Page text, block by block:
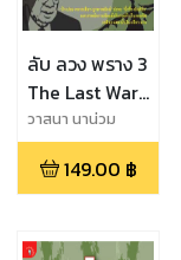
ลับ ลวง พราง 3
The Last War
พ.10
วาสนา นาน่วม
149.00 ฿